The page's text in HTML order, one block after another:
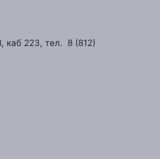
каб 223, тел. 8 (812)